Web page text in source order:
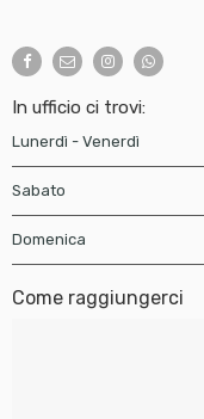
In ufficio ci trovi:
Lunerdì - Venerdì
Sabato
Domenica
Come raggiungerci